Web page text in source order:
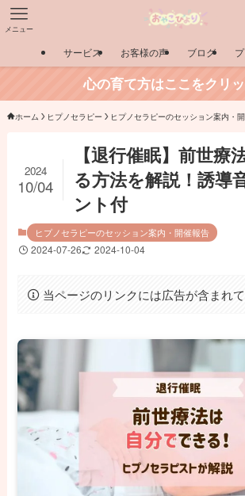
メニュー
サービス お客様の声 ブログ
心の育て方はここをクリ
ホーム ヒプノセラピー ヒプノセラピーのセッション案内・
【退行催眠】前世療
る方法を解説！誘導
ント付
2024
10/04
ヒプノセラピーのセッション案内・開催報告
2024-07-26 2024-10-04
当ページのリンクには広告が含まれて